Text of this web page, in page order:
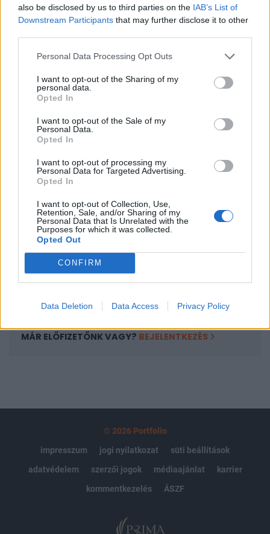
also be disclosed by us to third parties on the IAB’s List of
Downstream Participants that may further disclose it to other
Personal Data Processing Opt Outs
I want to opt-out of the Sharing of my
personal data.
Opted In
I want to opt-out of the Sale of my
Personal Data.
Opted In
I want to opt-out of processing my
Personal Data for Targeted Advertising.
Opted In
I want to opt-out of Collection, Use,
Retention, Sale, and/or Sharing of my
Personal Data that Is Unrelated with the
Purposes for which it was collected.
Opted Out
CONFIRM
Data Deletion Data Access Privacy Policy
A Bank of America márciusi felmérése szerint nagy
„pénzpiaci kockázati mutatója”, amely a befektetők
aggodalmának szintjét mutatja meg, a bankcsődök után
7,7-re ugrott. Ez az érték csak egy kicsivel alacsonyabb,
mint a korábbi rekord, amelyet az orosz-ukrán háború...
KEDVES OLVASÓNK!
A keresett cikk a portfolio.hu hírarchívumához
tartozik, melynek olvasása előfizetéses
Az előfizetés a következőket tartalmazza:
Portfolio.hu teljes cikkarchívum
Kötéslisták: BÉT elmúlt 2 év napon belüli
kötéslistái
MÁR ELŐFIZETŐNK VAGY? BEJELENTKEZÉS
© 2026 Portfolio
impresszum
jogi nyilatkozat
süti beállítások
adatvédelem
szerzői jogok médiaajánlat
karrier
kommentkezelés
ÁSZF